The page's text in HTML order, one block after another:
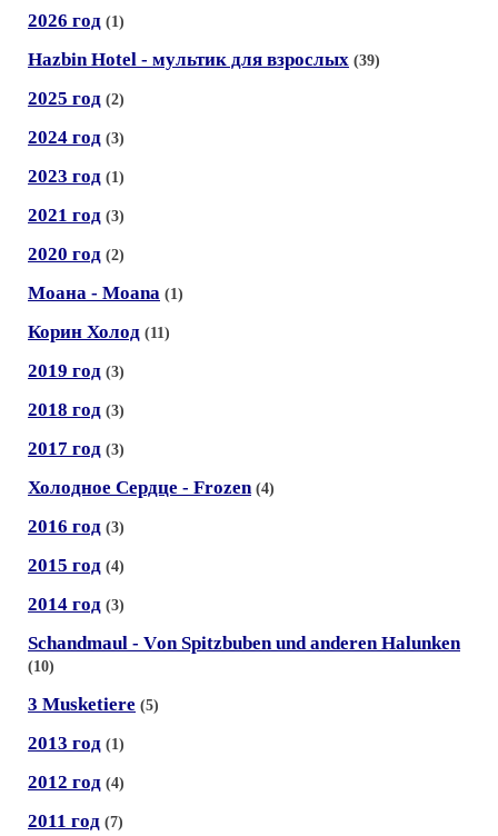
2026 год (1)
Hаzbin Hotel - мультик для взрослых (39)
2025 год (2)
2024 год (3)
2023 год (1)
2021 год (3)
2020 год (2)
Моана - Moana (1)
Корин Холод (11)
2019 год (3)
2018 год (3)
2017 год (3)
Холодное Сердце - Frozen (4)
2016 год (3)
2015 год (4)
2014 год (3)
Schandmaul - Vоn Spitzbuben und anderen Halunken
(10)
3 Muskеtiere (5)
2013 год (1)
2012 год (4)
2011 год (7)